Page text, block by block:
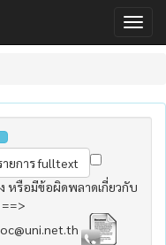
หรือมีข้อผิดพลาดเกี่ยวกับ